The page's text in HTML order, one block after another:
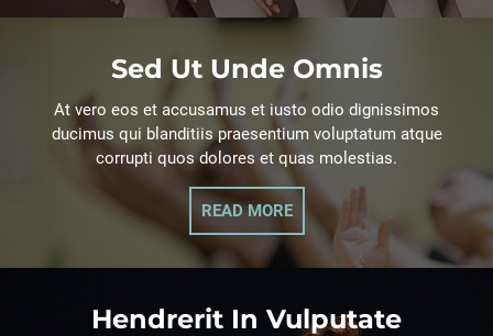
Sed Ut Unde Omnis
At vero eos et accusamus et iusto odio dignissimos
ducimus qui blanditiis praesentium voluptatum atque
corrupti quos dolores et quas molestias.
READ MORE
Hendrerit In Vulputate